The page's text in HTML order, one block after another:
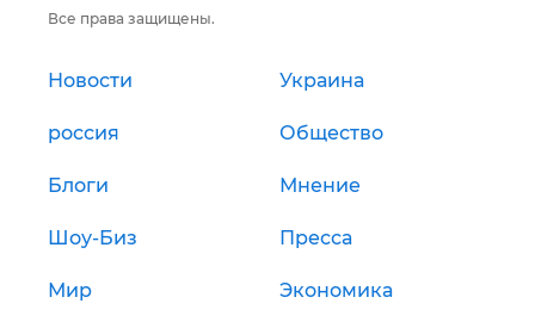
Все права защищены.
Новости Украина
россия Общество
Блоги Мнение
Шоу-Биз Пресса
Мир Экономика